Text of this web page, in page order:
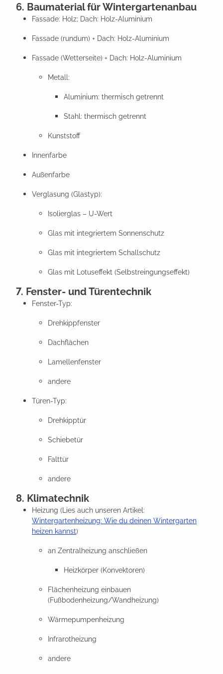
6. Baumaterial für Wintergartenanbau
Fassade: Holz; Dach: Holz-Aluminium
Fassade (rundum) + Dach: Holz-Aluminium
Fassade (Wetterseite) + Dach: Holz-Aluminium
Metall:
Aluminium: thermisch getrennt
Stahl: thermisch getrennt
Kunststoff
Innenfarbe
Außenfarbe
Verglasung (Glastyp):
Isolierglas – U-Wert
Glas mit integriertem Sonnenschutz
Glas mit integriertem Schallschutz
Glas mit Lotuseffekt (Selbstreingungseffekt)
7. Fenster- und Türentechnik
Fenster-Typ:
Drehkippfenster
Dachflächen
Lamellenfenster
andere
Türen-Typ:
Drehkipptür
Schiebetür
Falttür
andere
8. Klimatechnik
Heizung (Lies auch unseren Artikel:
Wintergartenheizung: Wie du deinen Wintergarten
heizen kannst)
an Zentralheizung anschließen
Heizkörper (Konvektoren)
Flächenheizung einbauen
(Fußbodenheizung/Wandheizung)
Wärmepumpenheizung
Infrarotheizung
andere